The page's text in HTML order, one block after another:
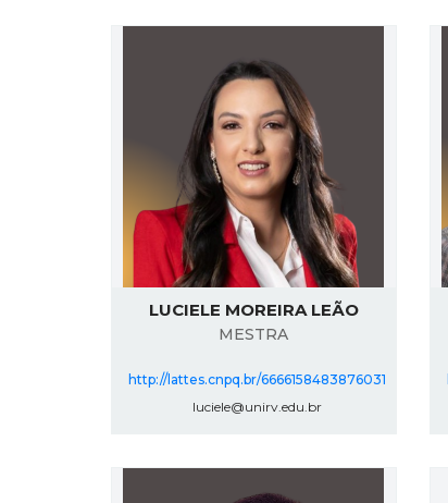
LUCIELE MOREIRA LEÃO
MESTRA
http://lattes.cnpq.br/6666158483876031
luciele@unirv.edu.br